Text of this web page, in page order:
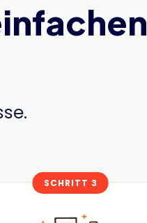
SCHRITT 3